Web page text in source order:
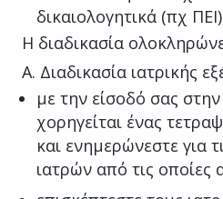
δικαιολογητικά (πχ ΠΕΙ)
Η διαδικασία
A. Διαδικασία ιατρικής
με την είσοδό σας
χορηγείται ένας
και ενημερώνεστε για
ιατρών από τις οποίες